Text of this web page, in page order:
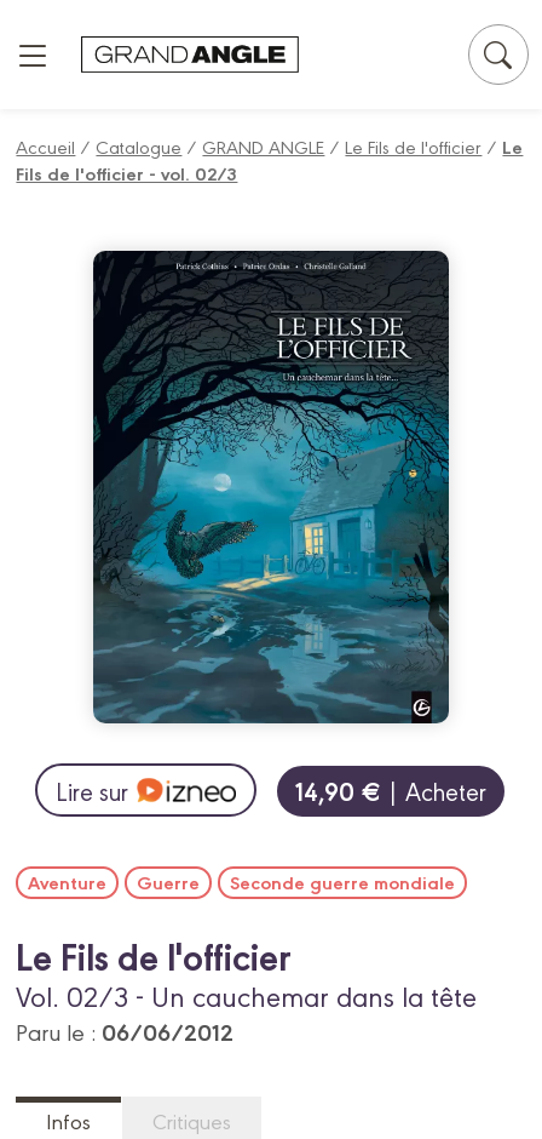
Accueil / Catalogue / GRAND ANGLE /Le Fils de l'officier / Le
Fils de l'officier - vol. 02/3
Lire sur 14,90 € | Acheter
Aventure Guerre Seconde guerre mondiale
Le Fils de l'officier
Vol. 02/3 - Un cauchemar dans la tête
Paru le : 06/06/2012
Infos Critiques